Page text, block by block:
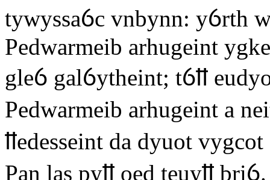
tywyssaỽc vnbynn: yỽrth
Pedwarmeib arhugeint
gleỽ galỽytheint; tỽỻ
Pedwarmeib arhugeint a
ỻedesseint da dyuot
Pan las pyỻ oed teuyỻ